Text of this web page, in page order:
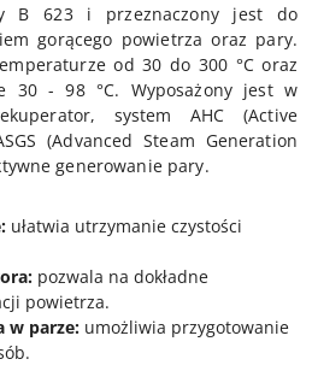
B 623 i przeznaczony jest do
gorącego powietrza oraz pary.
od 30 do 300 °C oraz
30 - 98 °C. Wyposażony jest w
system AHC (Active
(Advanced Steam Generation
generowanie pary.
ułatwia utrzymanie czystości
pozwala na dokładne
powietrza.
w parze: umożliwia przygotowanie